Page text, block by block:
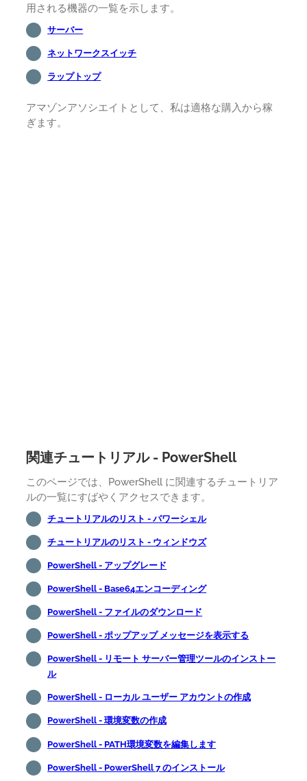
用される機器の一覧を示します。
サーバー
ネットワークスイッチ
ラップトップ
アマゾンアソシエイトとして、私は適格な購入から稼
ぎます。
関連チュートリアル - PowerShell
このページでは、PowerShell に関連するチュートリア
ルの一覧にすばやくアクセスできます。
チュートリアルのリスト - パワーシェル
チュートリアルのリスト - ウィンドウズ
PowerShell - アップグレード
PowerShell - Base64エンコーディング
PowerShell - ファイルのダウンロード
PowerShell - ポップアップ メッセージを表示する
PowerShell - リモート サーバー管理ツールのインストー
ル
PowerShell - ローカル ユーザー アカウントの作成
PowerShell - 環境変数の作成
PowerShell - PATH環境変数を編集します
PowerShell - PowerShell 7 のインストール